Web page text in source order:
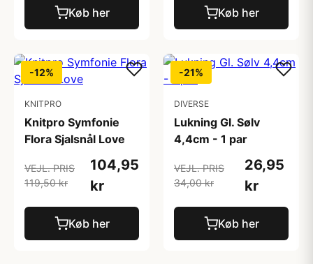
Køb her Køb her
-12%
KNITPRO
Knitpro Symfonie
Flora Sjalsnål Love
VEJL. PRIS
119,50 kr
104,95
kr
Køb her
-21%
DIVERSE
Lukning Gl. Sølv
4,4cm - 1 par
VEJL. PRIS
34,00 kr
26,95
kr
Køb her